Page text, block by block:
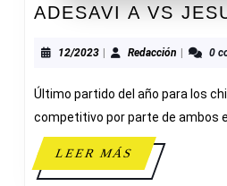
ADESAVI A VS
12/202312/2023
| Redacción Redacción
| 0
Último partido del año para los
competitivo por parte de ambos
LEER MÁSLEER
MÁS